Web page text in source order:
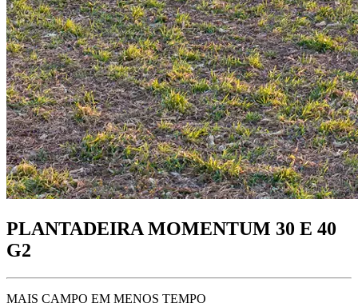
PLANTADEIRA MOMENTUM 30 E 40
G2
MAIS CAMPO EM MENOS TEMPO